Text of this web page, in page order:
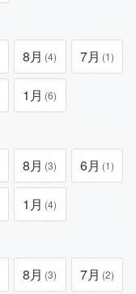
8月 (4) 7月 (1)
1月 (6)
8月 (3) 6月 (1)
1月 (4)
8月 (3) 7月 (2)